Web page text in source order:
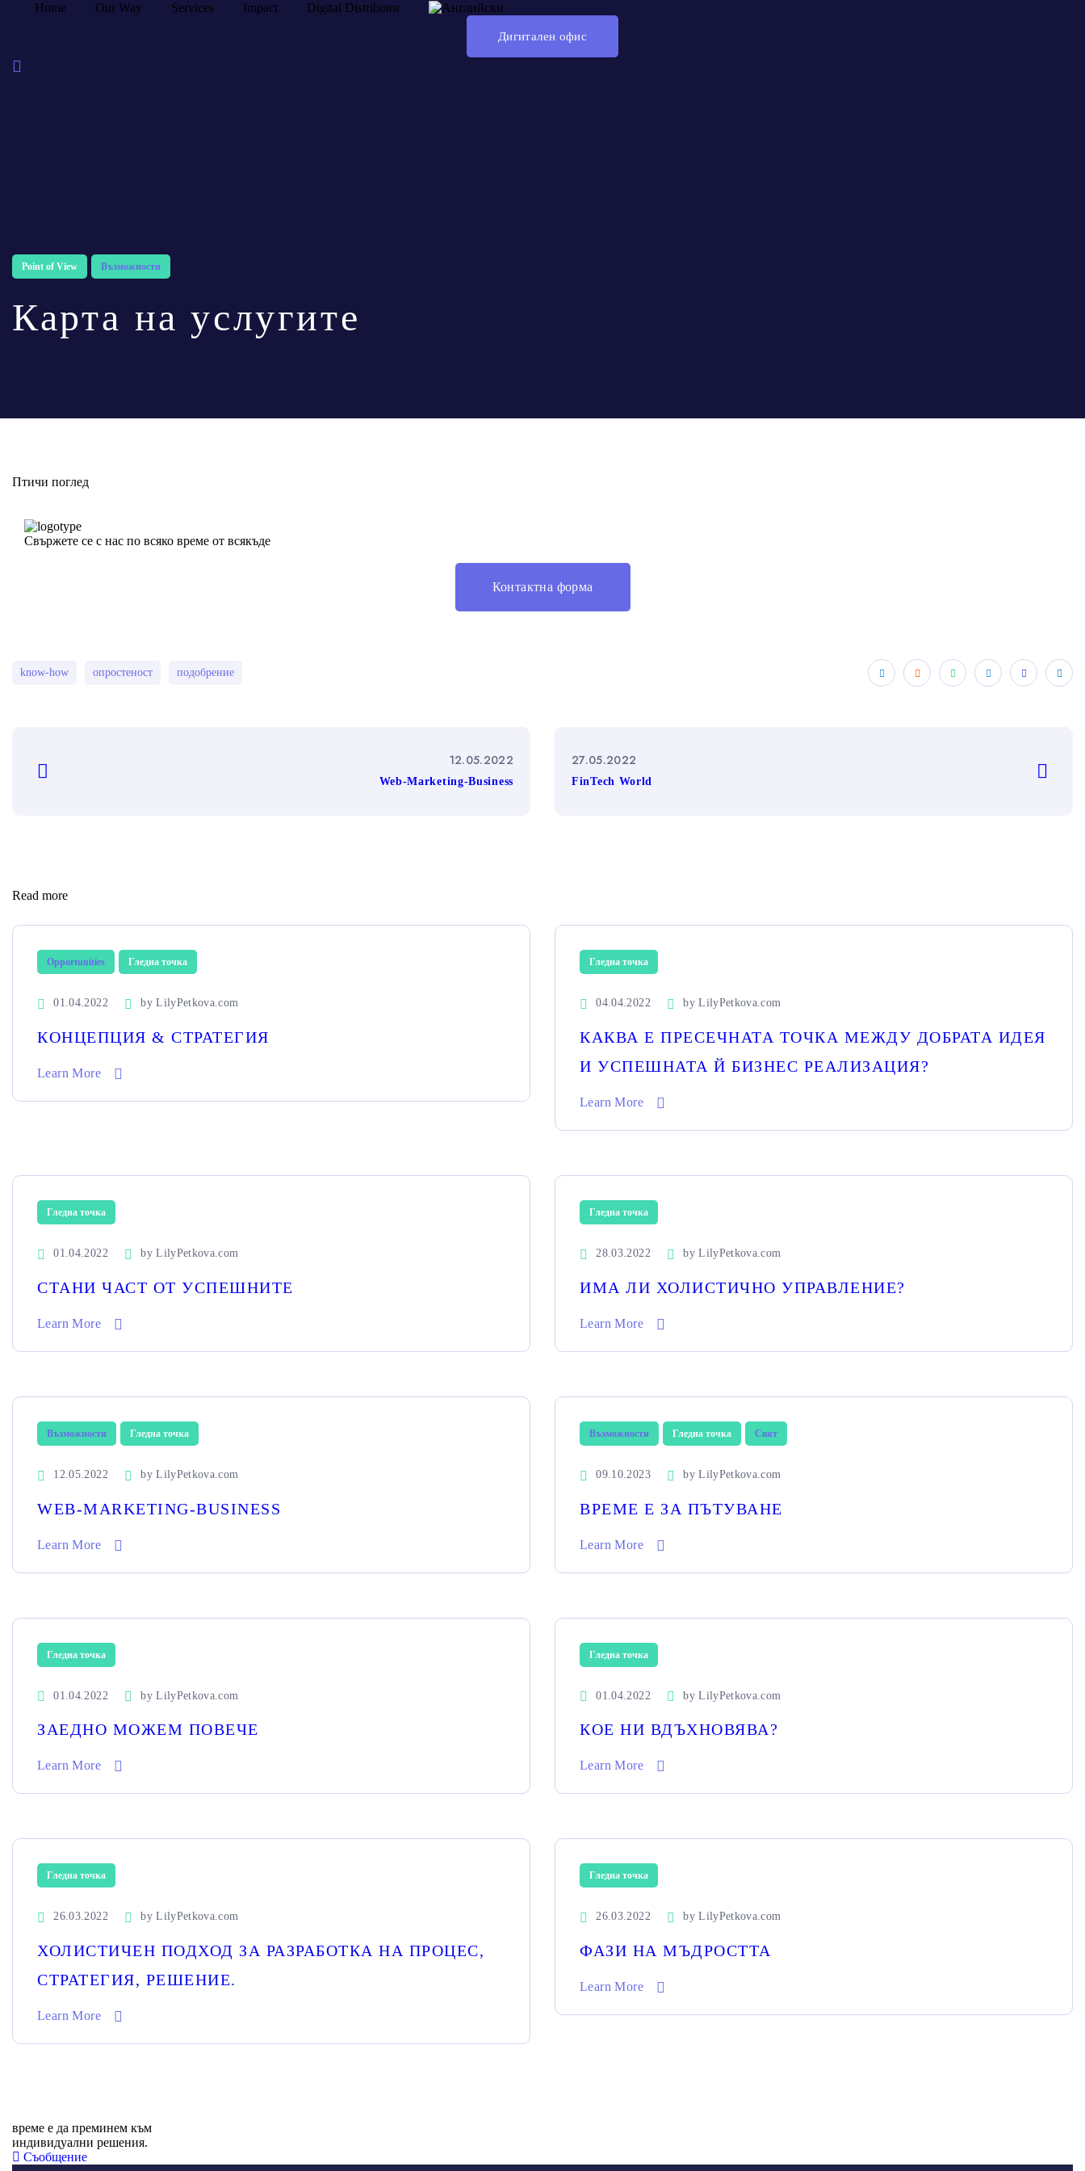
Home Our Way Services Impact Digital Distributor
Дигитален офис
Point of View Възможности
Карта на услугите
Птичи поглед
Свържете се с нас по всяко време от всякъде
Контактна форма
know-how опростеност подобрение
12.05.2022
Web-Marketing-Business
27.05.2022
FinTech World
Read more
Opportunities Гледна точка
01.04.2022 byLilyPetkova.com
КОНЦЕПЦИЯ & СТРАТЕГИЯ
Learn More
Гледна точка
04.04.2022 byLilyPetkova.com
КАКВА Е ПРЕСЕЧНАТА ТОЧКА МЕЖДУ ДОБРАТА ИДЕЯ
И УСПЕШНАТА Й БИЗНЕС РЕАЛИЗАЦИЯ?
Learn More
Гледна точка
01.04.2022 byLilyPetkova.com
СТАНИ ЧАСТ ОТ УСПЕШНИТЕ
Learn More
Гледна точка
28.03.2022 byLilyPetkova.com
ИМА ЛИ ХОЛИСТИЧНО УПРАВЛЕНИЕ?
Learn More
Възможности Гледна точка
12.05.2022 byLilyPetkova.com
WEB-MARKETING-BUSINESS
Learn More
Възможности Гледна точка Свят
09.10.2023 byLilyPetkova.com
ВРЕМЕ Е ЗА ПЪТУВАНЕ
Learn More
Гледна точка
01.04.2022 byLilyPetkova.com
ЗАЕДНО МОЖЕМ ПОВЕЧЕ
Learn More
Гледна точка
01.04.2022 byLilyPetkova.com
КОЕ НИ ВДЪХНОВЯВА?
Learn More
Гледна точка
26.03.2022 byLilyPetkova.com
ХОЛИСТИЧЕН ПОДХОД ЗА РАЗРАБОТКА НА ПРОЦЕС,
СТРАТЕГИЯ, РЕШЕНИЕ.
Learn More
Гледна точка
26.03.2022 byLilyPetkova.com
ФАЗИ НА МЪДРОСТТА
Learn More
време е да преминем към
индивидуални решения.
Съобщение